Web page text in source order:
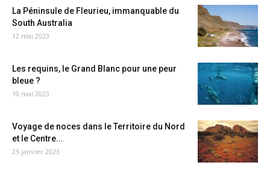
La Péninsule de Fleurieu, immanquable du
South Australia
12 mai 2023
Les requins, le Grand Blanc pour une peur
bleue ?
10 mai 2023
Voyage de noces dans le Territoire du Nord
et le Centre...
25 janvier 2023